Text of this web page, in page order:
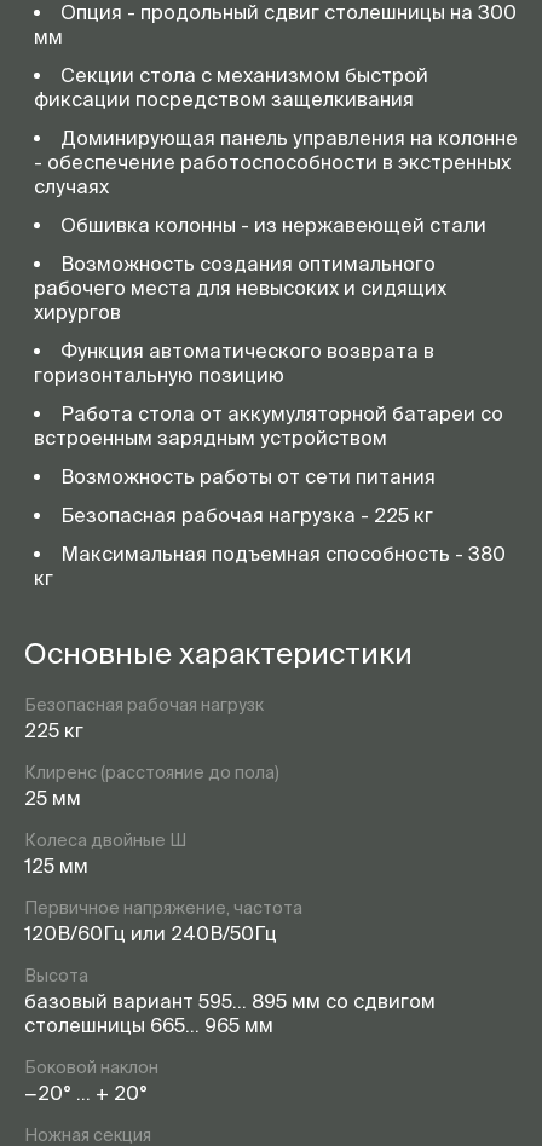
Опция - продольный сдвиг столешницы на 300
мм
Секции стола с механизмом быстрой
фиксации посредством защелкивания
Доминирующая панель управления на колонне
- обеспечение работоспособности в экстренных
случаях
Обшивка колонны - из нержавеющей стали
Возможность создания оптимального
рабочего места для невысоких и сидящих
хирургов
Функция автоматического возврата в
горизонтальную позицию
Работа стола от аккумуляторной батареи со
встроенным зарядным устройством
Возможность работы от сети питания
Безопасная рабочая нагрузка - 225 кг
Максимальная подъемная способность - 380
кг
Основные характеристики
Безопасная рабочая нагрузк
225 кг
Клиренс (расстояние до пола)
25 мм
Колеса двойные Ш
125 мм
Первичное напряжение, частота
120В/60Гц или 240В/50Гц
Высота
базовый вариант 595… 895 мм со сдвигом
столешницы 665… 965 мм
Боковой наклон
−20° … + 20°
Ножная секция